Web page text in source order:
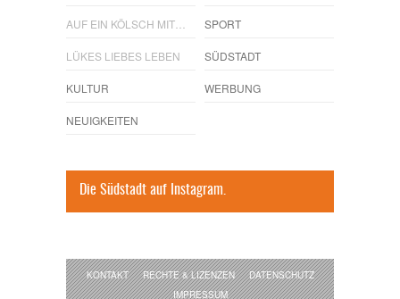
AUF EIN KÖLSCH MIT…
LÜKES LIEBES LEBEN
KULTUR
NEUIGKEITEN
SPORT
SÜDSTADT
WERBUNG
Die Südstadt auf Instagram.
KONTAKT RECHTE & LIZENZEN
DATENSCHUTZ
IMPRESSUM